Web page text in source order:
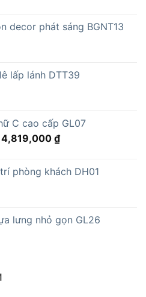
decor phát sáng BGNT13
lấp lánh DTT39
C cao cấp GL07
₫.
₫Giá
là:
phòng khách DH01
lưng nhỏ gọn GL26